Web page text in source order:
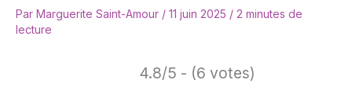
Par Marguerite Saint-Amour / 11 juin 2025 / 2 minutes de
lecture
4.8/5 - (6 votes)